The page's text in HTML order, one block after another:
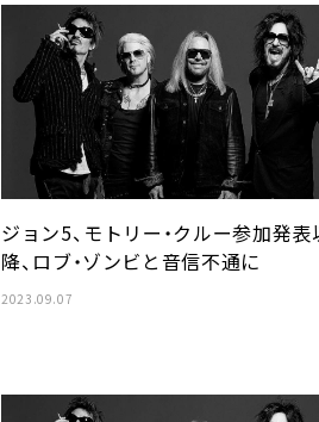
ジョン5、モトリー・クルー参加発表
降、ロブ・ゾンビと音信不通に
2023.09.07